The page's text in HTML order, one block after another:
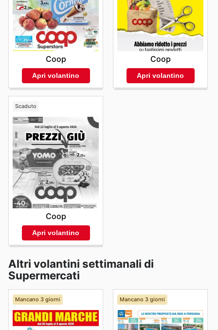
Coop
Apri volantino
Coop
Apri volantino
Scaduto
Coop
Apri volantino
Altri volantini settimanali di
Supermercati
Mancano 3 giorni Mancano 3 giorni